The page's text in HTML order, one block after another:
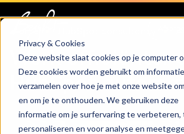
Privacy & Cookies
Deze website slaat cookies op je computer
Deze cookies worden gebruikt om
verzamelen over hoe je met onze website
en om je te onthouden. We gebruiken deze
informatie om je surfervaring te verbeteren,
personaliseren en voor analyse en
Services
HUBSPOT SERVICES
Cases
Werk efficiënter
HubSpot